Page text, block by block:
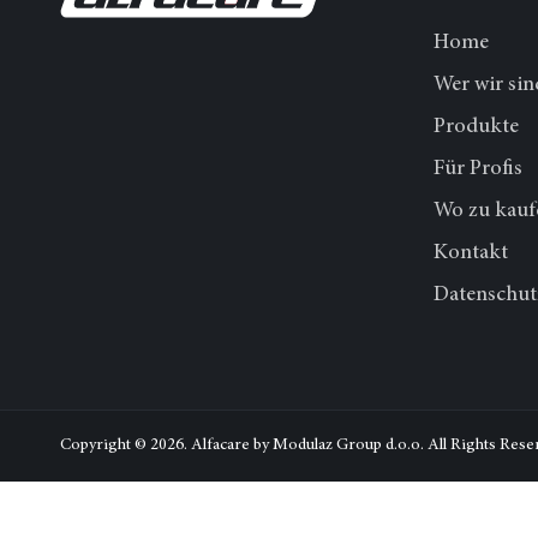
Home
Wer wir
Produkte
Für Profis
Wo zu
Kontakt
Copyright © 2026. Alfacare by Modulaz Group d.o.o. All Rights